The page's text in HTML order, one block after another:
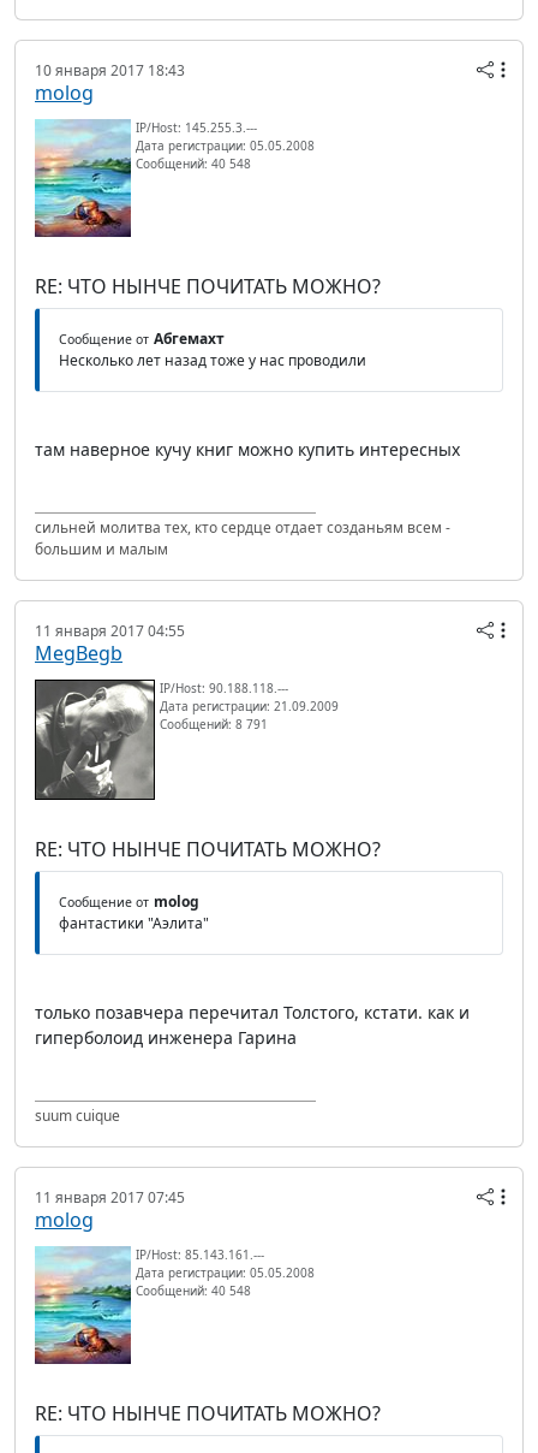
10 января 2017 18:43
molog
IP/Host: 145.255.3.---
Дата регистрации: 05.05.2008
Сообщений: 40 548
RE: ЧТО НЫНЧЕ ПОЧИТАТЬ МОЖНО?
Сообщение от Абгемахт
Несколько лет назад тоже у нас проводили
там наверное кучу книг можно купить интересных
сильней молитва тех, кто сердце отдает созданьям всем -
большим и малым
11 января 2017 04:55
MegBegb
IP/Host: 90.188.118.---
Дата регистрации: 21.09.2009
Сообщений: 8 791
RE: ЧТО НЫНЧЕ ПОЧИТАТЬ МОЖНО?
Сообщение от molog
фантастики "Аэлита"
только позавчера перечитал Толстого, кстати. как и
гиперболоид инженера Гарина
suum cuique
11 января 2017 07:45
molog
IP/Host: 85.143.161.---
Дата регистрации: 05.05.2008
Сообщений: 40 548
RE: ЧТО НЫНЧЕ ПОЧИТАТЬ МОЖНО?